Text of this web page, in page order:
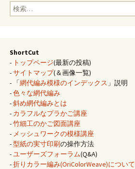
検
索:
ShortCut
- トップページ(最新の投稿)
-サイトマップ(＆画像一覧)
- 「網代編み模様のインデックス 」説明
-色々な網代編み
-斜め網代編みとは
- カラフルなプラかご講座
-竹細工のかご図面講座
- メッシュワークの模様講座
-型紙の実寸印刷の操作方法
- ユーザーズフォーラム(Q&A)
-折りカラー編み(OriColorWeave)について